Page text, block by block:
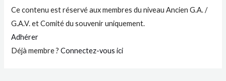
Ce contenu est réservé aux membres du niveau Ancien G.A. /
G.A.V. et Comité du souvenir uniquement.
Adhérer
Déjà membre ?Connectez-vous ici